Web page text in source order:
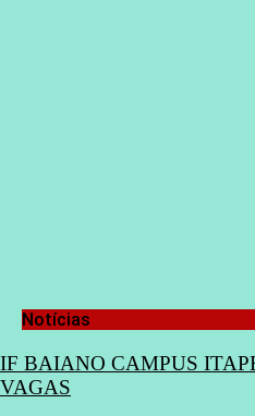
Notícias
IF BAIANO CAMPUS
VAGAS